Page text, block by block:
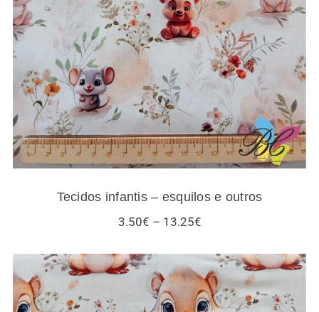
Tecidos infantis – esquilos e outros
Tecidos infantis – esquilos e outros
3.50€ – 13.25€Price
through
13.25€